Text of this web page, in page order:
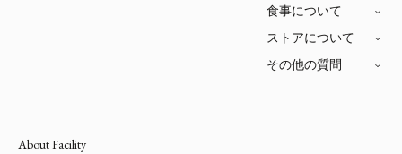
よくあるご質問
〒955-0147 新潟県三条市中野原456-1
食事について
ストアについて
その他の質問
About Facility